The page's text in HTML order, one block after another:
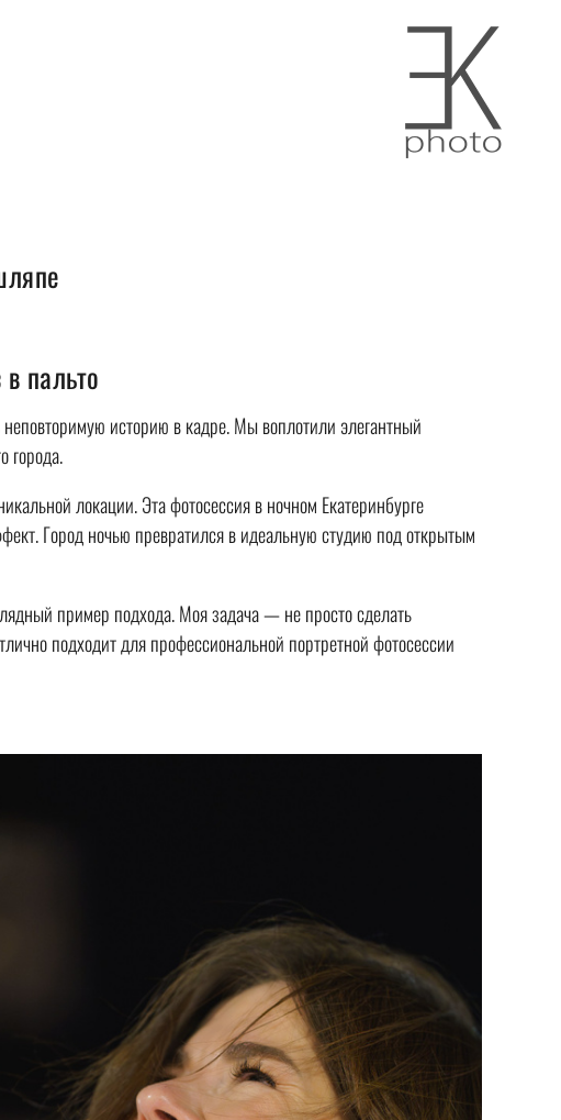
пальто
историю в кадре. Мы воплотили элегантный
города.
локации. Эта фотосессия в ночном Екатеринбурге
Город ночью превратился в идеальную студию под открытым
пример подхода. Моя задача — не просто сделать
подходит для профессиональной портретной фотосессии